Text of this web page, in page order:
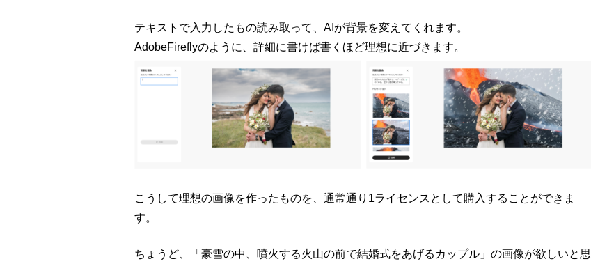
テキストで入力したもの読み取って、AIが背景を変えてくれます。
AdobeFireflyのように、詳細に書けば書くほど理想に近づきます。
こうして理想の画像を作ったものを、通常通り1ライセンスとして購入することができま
す。
ちょうど、「豪雪の中、噴火する火山の前で結婚式をあげるカップル」の画像が欲しいと思